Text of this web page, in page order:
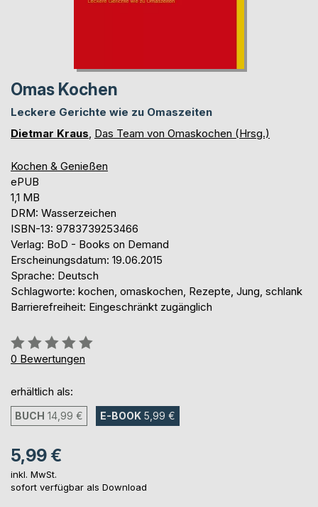
Omas Kochen
Leckere Gerichte wie zu Omaszeiten
Dietmar Kraus Das Team von Omaskochen (Hrsg.)
Kochen & Genießen
ePUB
1,1 MB
DRM: Wasserzeichen
ISBN-13: 9783739253466
Verlag: BoD - Books on Demand
Erscheinungsdatum: 19.06.2015
Sprache: Deutsch
Schlagworte: kochen, omaskochen, Rezepte, Jung, schlank
Barrierefreiheit: Eingeschränkt zugänglich
Bewertung::
0%
0 Bewertungen
erhältlich als:
BUCH 14,99 € E-BOOK 5,99 €
5,99 €
inkl. MwSt.
sofort verfügbar als Download